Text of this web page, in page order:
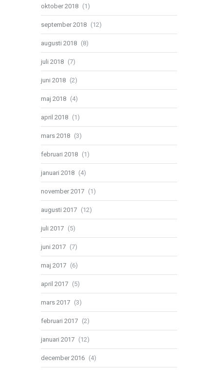
oktober 2018 (1)
september 2018 (12)
augusti 2018 (8)
juli 2018 (7)
juni 2018 (2)
maj 2018 (4)
april 2018 (1)
mars 2018 (3)
februari 2018 (1)
januari 2018 (4)
november 2017 (1)
augusti 2017 (12)
juli 2017 (5)
juni 2017 (7)
maj 2017 (6)
april 2017 (5)
mars 2017 (3)
februari 2017 (2)
januari 2017 (12)
december 2016 (4)